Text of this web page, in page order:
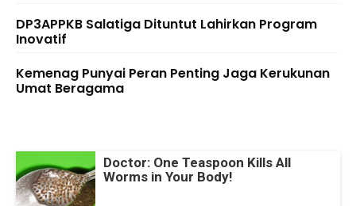
DP3APPKB Salatiga Dituntut Lahirkan Program
Inovatif
Kemenag Punyai Peran Penting Jaga Kerukunan
Umat Beragama
Doctor: One Teaspoon Kills All
Worms in Your Body!